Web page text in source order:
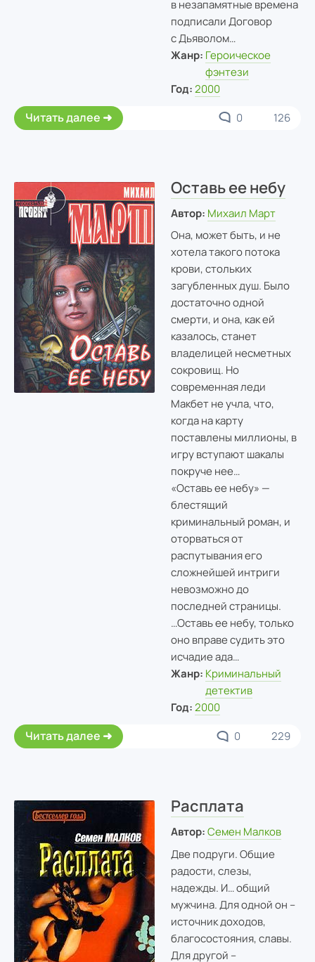
в незапамятные времена
подписали Договор
с Дьяволом…
Жанр: Героическое
фэнтези
Год: 2000
Читать далее 0 126
Оставь ее небу
Автор: Михаил Март
Она, может быть, и не
хотела такого потока
крови, стольких
загубленных душ. Было
достаточно одной
смерти, и она, как ей
казалось, станет
владелицей несметных
сокровищ. Но
современная леди
Макбет не учла, что,
когда на карту
поставлены миллионы, в
игру вступают шакалы
покруче нее…
«Оставь ее небу» —
блестящий
криминальный роман, и
оторваться от
распутывания его
сложнейшей интриги
невозможно до
последней страницы.
…Оставь ее небу, только
оно вправе судить это
исчадие ада…
Жанр: Криминальный
детектив
Год: 2000
Читать далее 0 229
Расплата
Автор: Семен Малков
Две подруги. Общие
радости, слезы,
надежды. И… общий
мужчина. Для одной он –
источник доходов,
благосостояния, славы.
Для другой –